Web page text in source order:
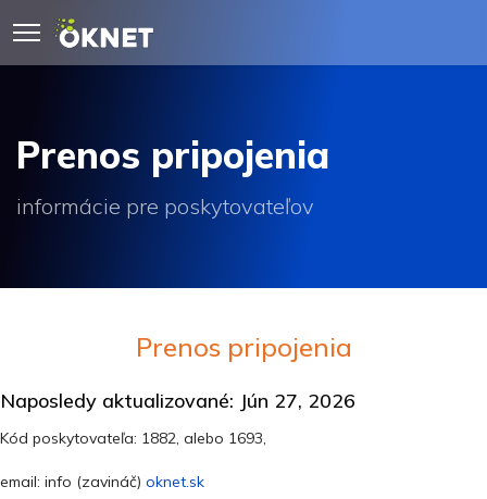
Prenos pripojenia
informácie pre poskytovateľov
Prenos pripojenia
Naposledy aktualizované: Jún 27, 2026
Kód poskytovateľa: 1882, alebo 1693,
email: info (zavináč) oknet.sk